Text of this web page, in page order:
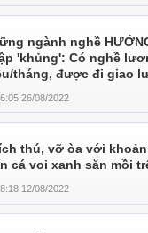
ngành nghề
'khủng': Có nghề
tháng, được đi giao
26/08/2022
thú, vỡ òa với
cá voi xanh săn mồi
12/08/2022